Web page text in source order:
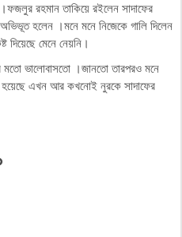
রহমান তাকিয়ে রইলেন সাদাফের
হলেন ।মনে মনে নিজেকে গালি দিলেন
মেনে নেয়নি।
ভালোবাসতো ।জানতো তারপরও মনে
হয়েছে এখন আর কখনোই নুরকে সাদাফের